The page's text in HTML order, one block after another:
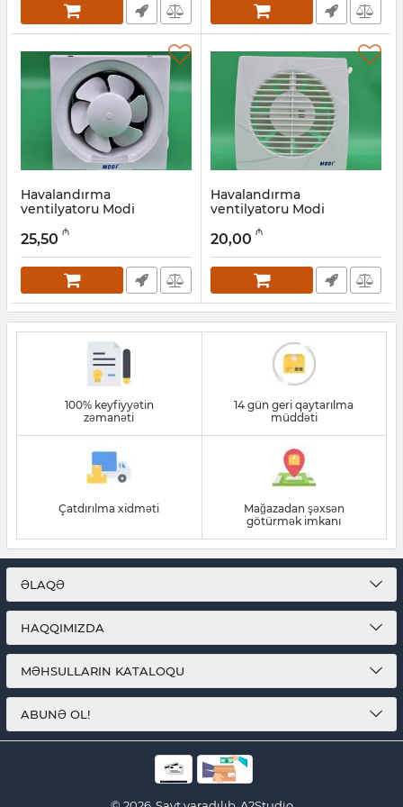
Havalandırma
ventilyatoru Modi
234×234×110 mm
Artikul: 045001235
25,50 ₼
Havalandırma
ventilyatoru Modi
190x190x120 mm
Artikul: 045001237
20,00 ₼
100% keyfiyyətin
zəmanəti
14 gün geri qaytarılma
müddəti
Çatdırılma xidməti
Mağazadan şəxsən
götürmək imkanı
ƏLAQƏ
HAQQIMIZDA
MƏHSULLARIN KATALOQU
ABUNƏ OL!